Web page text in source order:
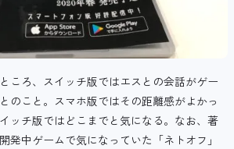
ころ、スイッチ版ではエスとの会話がゲー
のこと。スマホ版ではその距離感がよかっ
ッチ版ではどこまでと気になる。なお、著
発中ゲームで気になっていた「ネトオフ」